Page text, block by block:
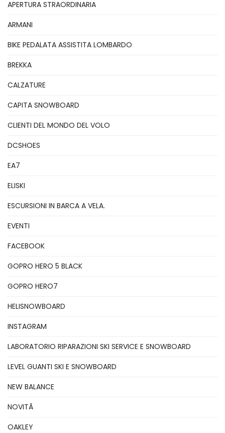
APERTURA STRAORDINARIA
ARMANI
BIKE PEDALATA ASSISTITA LOMBARDO
BREKKA
CALZATURE
CAPITA SNOWBOARD
CLIENTI DEL MONDO DEL VOLO
DCSHOES
EA7
ELISKI
ESCURSIONI IN BARCA A VELA.
EVENTI
FACEBOOK
GOPRO HERO 5 BLACK
GOPRO HERO7
HELISNOWBOARD
INSTAGRAM
LABORATORIO RIPARAZIONI SKI SERVICE E SNOWBOARD
LEVEL GUANTI SKI E SNOWBOARD
NEW BALANCE
NOVITÃ
OAKLEY